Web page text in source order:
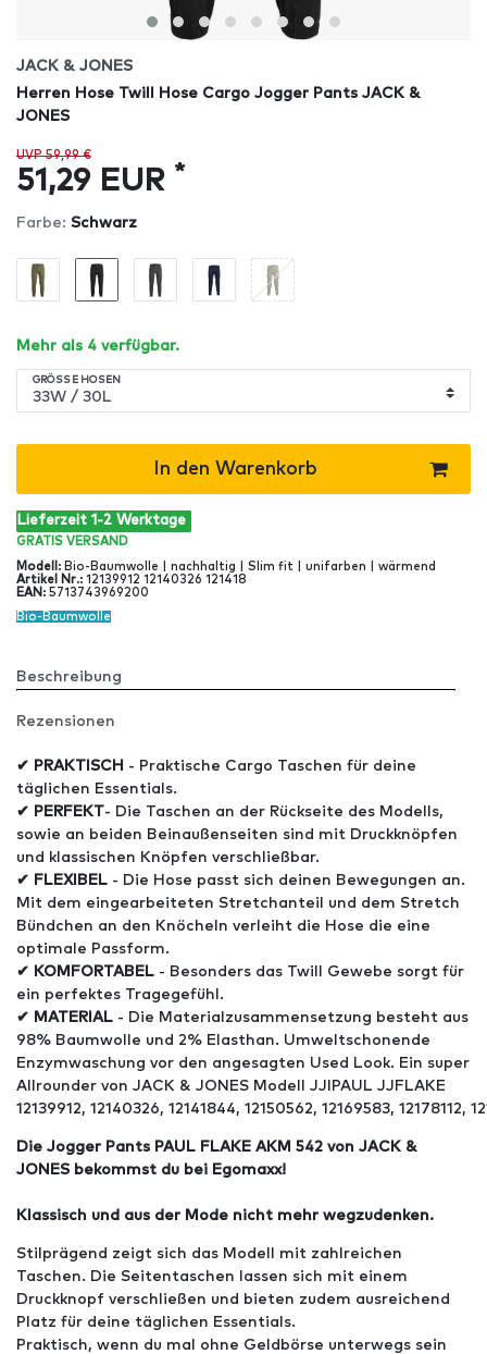
JACK & JONES
Herren Hose Twill Hose Cargo Jogger Pants JACK &
JONES
UVP 59,99 €
51,29 EUR *
Farbe: Schwarz
Mehr als 4 verfügbar.
GRÖSSE HOSEN
In den Warenkorb
Lieferzeit 1-2 Werktage
GRATIS VERSAND
Modell : Bio-Baumwolle | nachhaltig | Slim fit | unifarben | wärmend
Artikel Nr.: 12139912 12140326 121418
EAN : 5713743969200
Bio-Baumwolle
Beschreibung
Rezensionen
✔ PRAKTISCH - Praktische Cargo Taschen für deine
täglichen Essentials.
✔ PERFEKT- Die Taschen an der Rückseite des Modells,
sowie an beiden Beinaußenseiten sind mit Druckknöpfen
und klassischen Knöpfen verschließbar.
✔ FLEXIBEL - Die Hose passt sich deinen Bewegungen an.
Mit dem eingearbeiteten Stretchanteil und dem Stretch
Bündchen an den Knöcheln verleiht die Hose die eine
optimale Passform.
✔ KOMFORTABEL - Besonders das Twill Gewebe sorgt für
ein perfektes Tragegefühl.
✔ MATERIAL - Die Materialzusammensetzung besteht aus
98% Baumwolle und 2% Elasthan. Umweltschonende
Enzymwaschung vor den angesagten Used Look. Ein super
Allrounder von JACK & JONES Modell JJIPAUL JJFLAKE
12139912, 12140326, 12141844, 12150562, 12169583, 12178112,
Die Jogger Pants PAUL FLAKE AKM 542 von JACK &
JONES bekommst du bei Egomaxx!
Klassisch und aus der Mode nicht mehr wegzudenken.
Stilprägend zeigt sich das Modell mit zahlreichen
Taschen. Die Seitentaschen lassen sich mit einem
Druckknopf verschließen und bieten zudem ausreichend
Platz für deine täglichen Essentials.
Praktisch, wenn du mal ohne Geldbörse unterwegs sein